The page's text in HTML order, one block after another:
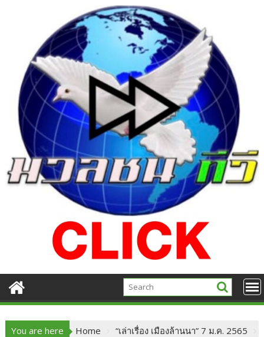
You are here Home
“เล่าเรื่อง เมืองล้านนา” 7 ม.ค. 2565